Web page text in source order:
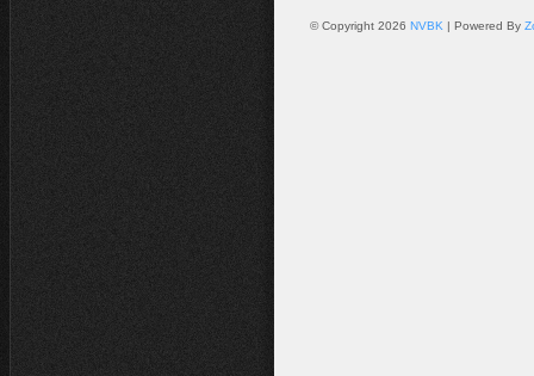
© Copyright 2026 NVBK | Powered By